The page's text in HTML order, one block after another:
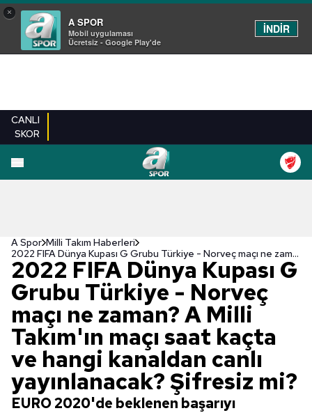
×
A SPOR
Mobil uygulaması
Ücretsiz - Google Play'de
İNDİR
CANLI
SKOR
A Spor Milli Takım Haberleri
2022 FIFA Dünya Kupası G Grubu Türkiye - Norveç maçı ne zaman? A Milli Takım'ın maçı saat kaçta ve hangi kanaldan canlı yayınlanacak? Şifresiz mi?
2022 FIFA Dünya Kupası G
Grubu Türkiye - Norveç
maçı ne zaman? A Milli
Takım'ın maçı saat kaçta
ve hangi kanaldan canlı
yayınlanacak? Şifresiz mi?
EURO 2020'de beklenen başarıyı